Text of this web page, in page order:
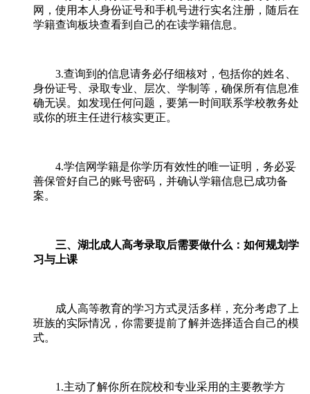
网，使用本人身份证号和手机号进行实名注册，随后在
学籍查询板块查看到自己的在读学籍信息。
3.查询到的信息请务必仔细核对，包括你的姓名、
身份证号、录取专业、层次、学制等，确保所有信息准
确无误。如发现任何问题，要第一时间联系学校教务处
或你的班主任进行核实更正。
4.学信网学籍是你学历有效性的唯一证明，务必妥
善保管好自己的账号密码，并确认学籍信息已成功备
案。
三、湖北成人高考录取后需要做什么：如何规划学
习与上课
成人高等教育的学习方式灵活多样，充分考虑了上
班族的实际情况，你需要提前了解并选择适合自己的模
式。
1.主动了解你所在院校和专业采用的主要教学方